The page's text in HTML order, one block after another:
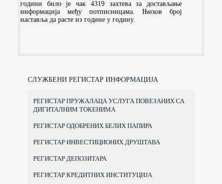
години било је чак 4319 захтева за достављање
информација међу потписницама. Њихов број
наставља да расте из године у годину.
СЛУЖБЕНИ РЕГИСТАР ИНФОРМАЦИЈА
РЕГИСТАР ПРУЖАЛАЦА УСЛУГА ПОВЕЗАНИХ СА
ДИГИТАЛНИМ ТОКЕНИМА
РЕГИСТАР ОДОБРЕНИХ БЕЛИХ ПАПИРА
РЕГИСТАР ИНВЕСТИЦИОНИХ ДРУШТАВА
РЕГИСТАР ДЕПОЗИТАРА
РЕГИСТАР КРЕДИТНИХ ИНСТИТУЦИЈА